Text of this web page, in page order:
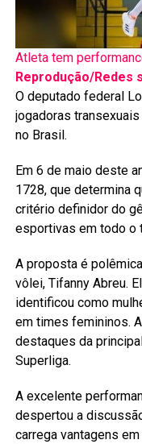
Atleta tem
Reprodução/Redes
O deputado federal
jogadoras
no Brasil.
Em 6 de maio deste
1728, que determina
critério definidor do
esportivas em todo o
A proposta é
vôlei, Tifanny Abreu.
identificou como
em times femininos.
destaques da
Superliga.
A excelente
despertou a
carrega vantagens